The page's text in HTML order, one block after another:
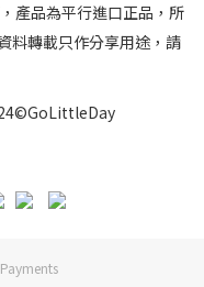
產品為平行進口正品，所
料轉載只作分享用途，請